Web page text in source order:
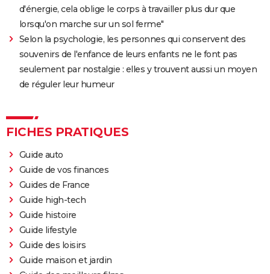
d'énergie, cela oblige le corps à travailler plus dur que
lorsqu'on marche sur un sol ferme"
Selon la psychologie, les personnes qui conservent des
souvenirs de l'enfance de leurs enfants ne le font pas
seulement par nostalgie : elles y trouvent aussi un moyen
de réguler leur humeur
FICHES PRATIQUES
Guide auto
Guide de vos finances
Guides de France
Guide high-tech
Guide histoire
Guide lifestyle
Guide des loisirs
Guide maison et jardin